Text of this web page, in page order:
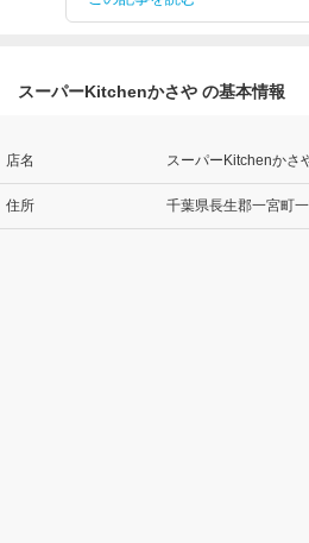
スーパーKitchenかさや の基本情報
店名 スーパーKitchenかさ
住所 千葉県長生郡一宮町